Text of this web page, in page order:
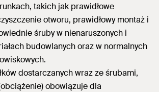
takich jak prawidłowe
otworu, prawidłowy montaż i
śruby w nienaruszonych i
budowlanych oraz w normalnych
dostarczanych wraz ze śrubami,
obowiązuje dla